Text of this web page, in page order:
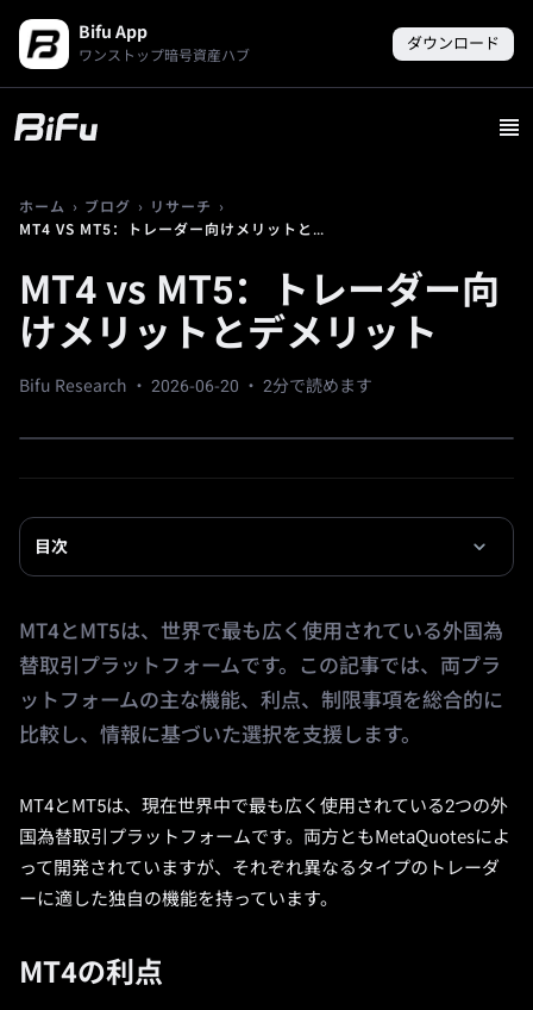
Bifu App
ワンストップ暗号資産ハブ
ダウンロード
ホーム › ブログ › リサーチ
›
MT4 VS MT5：トレーダー向けメリットとデメリット
MT4 vs MT5：トレーダー向
けメリットとデメリット
Bifu Research · 2026-06-20 · 2分で読めます
目次
MT4とMT5は、世界で最も広く使用されている外国為
替取引プラットフォームです。この記事では、両プラ
ットフォームの主な機能、利点、制限事項を総合的に
比較し、情報に基づいた選択を支援します。
MT4とMT5は、現在世界中で最も広く使用されている2つの外
国為替取引プラットフォームです。両方ともMetaQuotesによ
って開発されていますが、それぞれ異なるタイプのトレーダ
ーに適した独自の機能を持っています。
MT4の利点